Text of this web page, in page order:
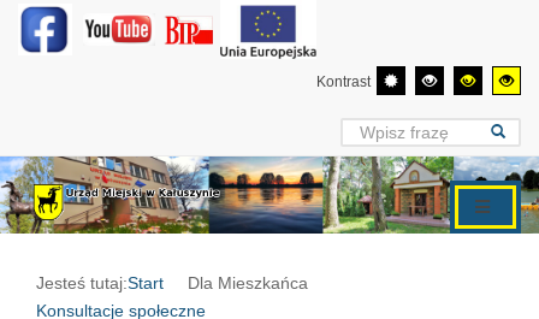
Kontrast
Jesteś tutaj:Start
Dla Mieszkańca
Konsultacje społeczne